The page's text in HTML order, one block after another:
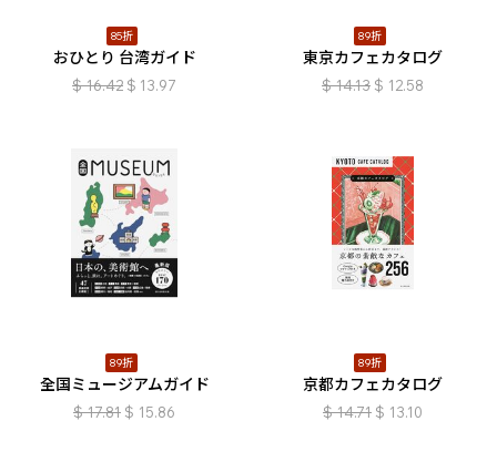
85折
おひとり 台湾ガイド
$ 16.42 $ 13.97
89折
東京カフェカタログ
$ 14.13 $ 12.58
89折
全国ミュージアムガイド
$ 17.81 $ 15.86
89折
京都カフェカタログ
$ 14.71 $ 13.10